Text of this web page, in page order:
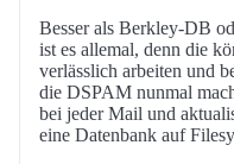
Besser als Berkley-DB
ist es allemal, denn die
verlässlich arbeiten und
die DSPAM nunmal
bei jeder Mail und
eine Datenbank auf